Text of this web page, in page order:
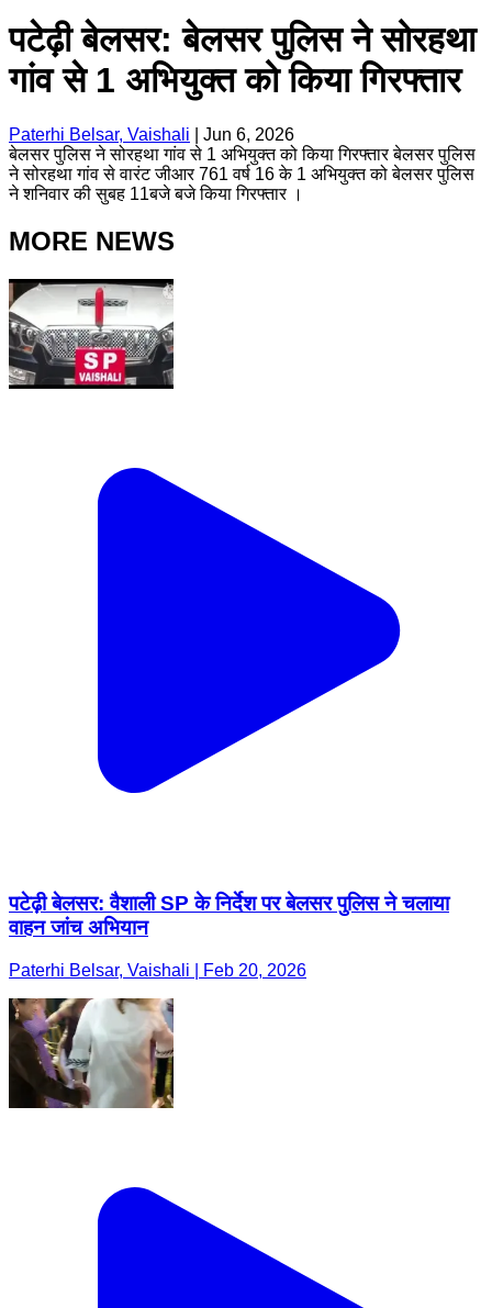
पटेढ़ी बेलसर: बेलसर पुलिस ने सोरहथा
गांव से 1 अभियुक्त को किया गिरफ्तार
Paterhi Belsar, Vaishali
Jun 6, 2026
बेलसर पुलिस ने सोरहथा गांव से 1 अभियुक्त को किया गिरफ्तार बेलसर पुलिस
ने सोरहथा गांव से वारंट जीआर 761 वर्ष 16 के 1 अभियुक्त को बेलसर पुलिस
ने शनिवार की सुबह 11बजे बजे किया गिरफ्तार ।
MORE NEWS
पटेढ़ी बेलसर: वैशाली SP के निर्देश पर बेलसर पुलिस ने चलाया
वाहन जांच अभियान
Paterhi Belsar, Vaishali | Feb 20, 2026